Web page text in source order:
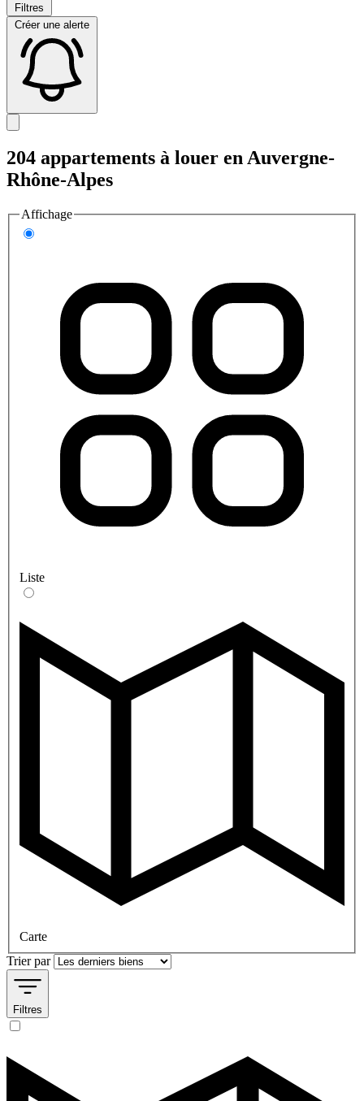
Filtres
Créer une alerte
204 appartements à louer en Auvergne-
Rhône-Alpes
Affichage
Liste
Carte
Trier par
Filtres